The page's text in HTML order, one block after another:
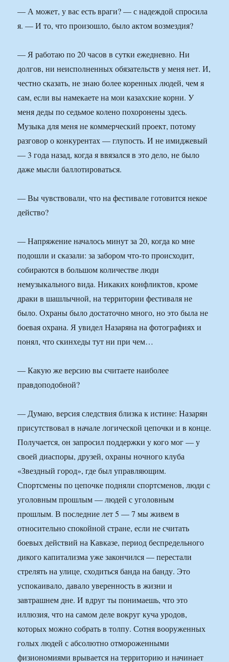
— А может, у вас есть враги? — с надеждой спросила
я. — И то, что произошло, было актом возмездия?
— Я работаю по 20 часов в сутки ежедневно. Ни
долгов, ни неисполненных обязательств у меня нет. И,
честно сказать, не знаю более коренных людей, чем я
сам, если вы намекаете на мои казахские корни. У
меня деды по седьмое колено похоронены здесь.
Музыка для меня не коммерческий проект, потому
разговор о конкурентах — глупость. И не имиджевый
— 3 года назад, когда я ввязался в это дело, не было
даже мысли баллотироваться.
— Вы чувствовали, что на фестивале готовится некое
действо?
— Напряжение началось минут за 20, когда ко мне
подошли и сказали: за забором что-то происходит,
собираются в большом количестве люди
немузыкального вида. Никаких конфликтов, кроме
драки в шашлычной, на территории фестиваля не
было. Охраны было достаточно много, но это была не
боевая охрана. Я увидел Назаряна на фотографиях и
понял, что скинхеды тут ни при чем…
— Какую же версию вы считаете наиболее
правдоподобной?
— Думаю, версия следствия близка к истине: Назарян
присутствовал в начале логической цепочки и в конце.
Получается, он запросил поддержки у кого мог — у
своей диаспоры, друзей, охраны ночного клуба
«Звездный город», где был управляющим.
Спортсмены по цепочке подняли спортсменов, люди с
уголовным прошлым — людей с уголовным
прошлым. В последние лет 5 — 7 мы живем в
относительно спокойной стране, если не считать
боевых действий на Кавказе, период беспредельного
дикого капитализма уже закончился — перестали
стрелять на улице, сходиться банда на банду. Это
успокаивало, давало уверенность в жизни и
завтрашнем дне. И вдруг ты понимаешь, что это
иллюзия, что на самом деле вокруг куча уродов,
которых можно собрать в толпу. Сотня вооруженных
голых людей с абсолютно отмороженными
физиономиями врывается на территорию и начинает